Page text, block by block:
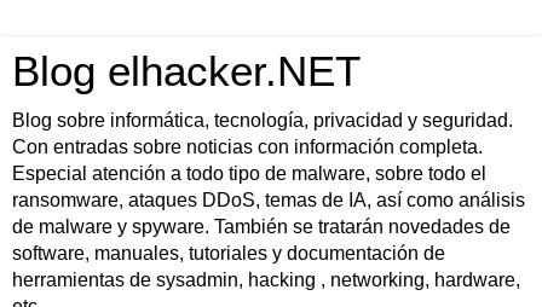
Blog elhacker.NET
Blog sobre informática, tecnología, privacidad y seguridad.
Con entradas sobre noticias con información completa.
Especial atención a todo tipo de malware, sobre todo el
ransomware, ataques DDoS, temas de IA, así como análisis
de malware y spyware. También se tratarán novedades de
software, manuales, tutoriales y documentación de
herramientas de sysadmin, hacking , networking, hardware,